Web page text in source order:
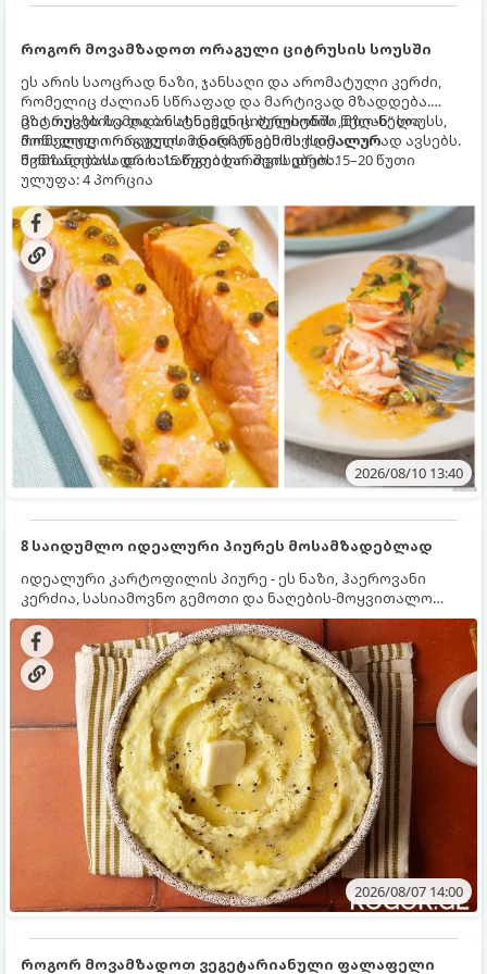
როგორ მოვამზადოთ ორაგული ციტრუსის სოუსში
ეს არის საოცრად ნაზი, ჯანსაღი და არომატული კერძი,
რომელიც ძალიან სწრაფად და მარტივად მზადდება.
ციტრუსებისა და ბოსტნეულის ბულიონში ნელ-ნელა
მოწალული ორაგული ინარჩუნებს მაქსიმალურ
წვნიანობასა და სასარგებლო თვისებებს.
მზა თევზს ზემოდან ასხამენ ციტრუსების „მზიან“ სოუსს,
რომელიც ორაგულის მდიდარ გემოს იდეალურად ავსებს.
მომზადების დრო: 15 წუთი ხარშვის დრო: 15–20 წუთი
ულუფა: 4 პორცია
2026/08/10 13:40
8 საიდუმლო იდეალური პიურეს მოსამზადებლად
იდეალური კარტოფილის პიურე - ეს ნაზი, ჰაეროვანი
კერძია, სასიამოვნო გემოთი და ნაღების-მოყვითალო
ფერით. მისი მომზადება ძალიან მარტივია, მაგრამ
არსებობს რამდენიმე საიდუმლო, რომლებიც უნდა
იცოდეთ, რომ პიურე იდეალურად გემრიელი გამოვიდეს.
2026/08/07 14:00
როგორ მოვამზადოთ ვეგეტარიანული ფალაფელი